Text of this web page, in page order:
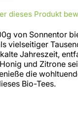
dieses Produkt
von Sonnentor
vielseitiger
Jahreszeit,
und Zitrone
die
Bio-Tees.